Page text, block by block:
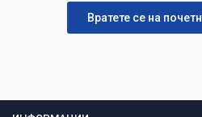
Вратете се на